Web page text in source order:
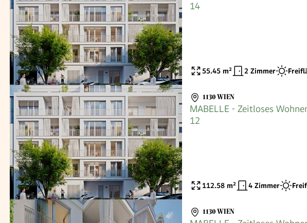
14
55.45 m² 2 Zimmer
1130 WIEN
MABELLE - Zeitloses
12
112.58 m² 4 Zimmer
1130 WIEN